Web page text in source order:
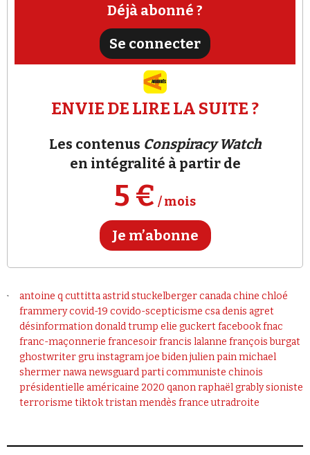
Demander à Vera
Se connecter
Déjà abonné ?
Se connecter
ENVIE DE LIRE LA SUITE ?
Les contenus Conspiracy Watch
en intégralité à partir de
5 € / mois
Je m’abonne
antoine q cuttitta astrid stuckelbergercanadachine chloé
frammerycovid-19 covido-scepticisme csadenis agret
désinformationdonald trump elie guckertfacebookfnac
franc-maçonnerie francesoirfrancis lalanne françois burgat
ghostwritergru instagramjoe bidenjulien painmichael
shermernawanewsguardparti communiste chinois
présidentielle américaine 2020 qanonraphaël grablysioniste
terrorisme tiktoktristan mendès france utradroite